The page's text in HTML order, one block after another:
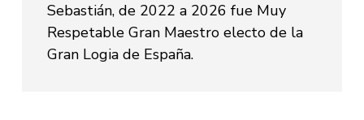
Sebastián, de 2022 a 2026 fue Muy
Respetable Gran Maestro electo de la
Gran Logia de España.